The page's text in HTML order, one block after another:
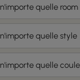
n'importe quelle room
n'importe quelle style
n'importe quelle